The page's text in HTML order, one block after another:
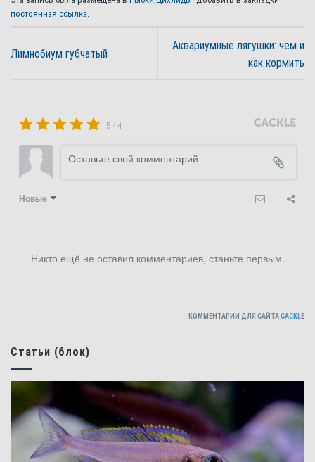
постоянная ссылка
Лимнобиум губчатый
Аквариумные лягушки: чем и
как кормить
5 /4
Новые
Никто ещё не оставил комментариев, станьте первым.
КОММЕНТАРИИ ДЛЯ САЙТАCACKLE
Статьи (блок)